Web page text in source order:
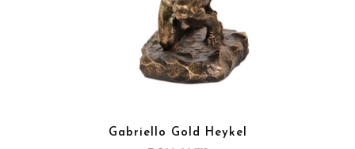
Gabriello Gold Heykel